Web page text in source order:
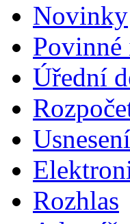
Novinky
Povinné
Úřední
Usnesení
Rozhlas